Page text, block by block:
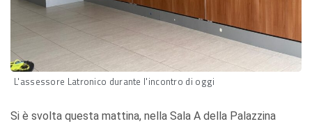
L'assessore Latronico durante l'incontro di oggi
Si è svolta questa mattina, nella Sala A della Palazzina